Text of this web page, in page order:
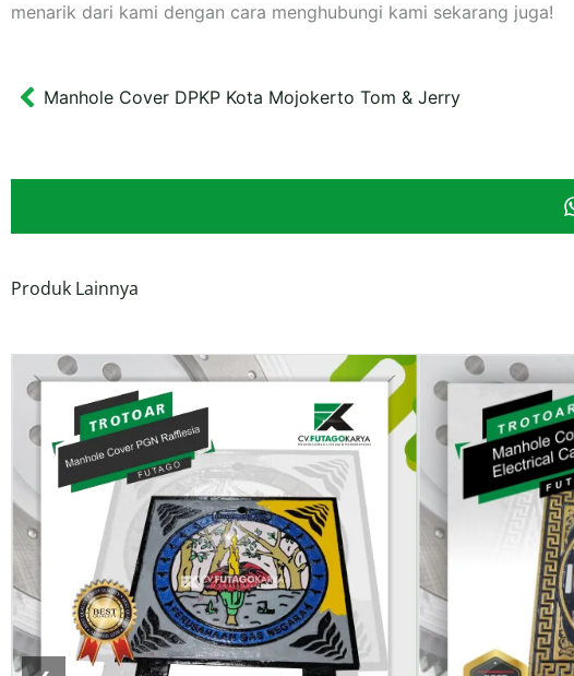
menarik dari kami dengan cara menghubungi kami sekarang juga!
Prev
Manhole Cover DPKP Kota Mojokerto Tom & Jerry
Produk Lainnya